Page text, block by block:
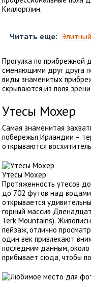
Киллорглин.
Читать еще:
Прогулка по прибрежной
сменяющими друг друга
виды знаменитых
скрываются из поля
Утесы Мохер
Самая знаменитая
побережья Ирландии –
открываются
Утесы Мохер
Протяженность утесов
до 702 футов над водами
открывается
горный массив
Terk Mountains).
пейзаж, отлично
один век привлекают
последним данным,
прибывает сюда, чтобы